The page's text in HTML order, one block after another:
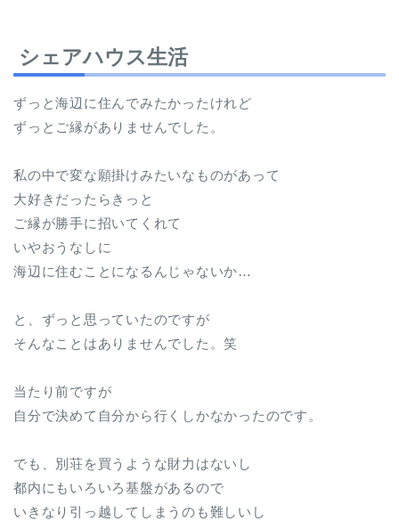
シェアハウス生活
ずっと海辺に住んでみたかったけれど
ずっとご縁がありませんでした。
私の中で変な願掛けみたいなものがあって
大好きだったらきっと
ご縁が勝手に招いてくれて
いやおうなしに
海辺に住むことになるんじゃないか…
と、ずっと思っていたのですが
そんなことはありませんでした。笑
当たり前ですが
自分で決めて自分から行くしかなかったのです。
でも、別荘を買うような財力はないし
都内にもいろいろ基盤があるので
いきなり引っ越してしまうのも難しいし